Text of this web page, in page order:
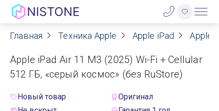
Акции
О нас
Главная Техника Apple Apple iPad Apple
Apple iPad Air 11 M3 (2025) Wi-Fi + Cellular
512 ГБ, «серый космос» (без RuStore)
Новый товар
Оригинал